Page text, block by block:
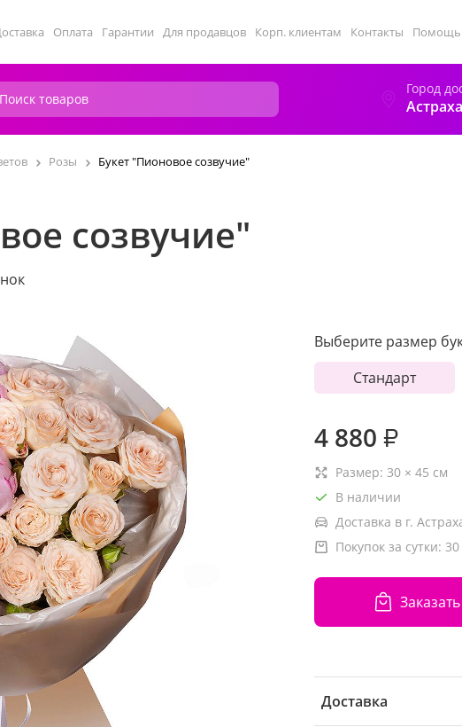
Оплата Гарантии Для продавцов Корп. клиентам Контакты Помощь
Город
Розы Букет "Пионовое созвучие"
созвучие"
Выберите размер
Стандарт
4 880 ₽
Размер: 30 × 45 см
В наличии
Доставка в г.
Покупок за сутки: 30
Заказать
Доставка